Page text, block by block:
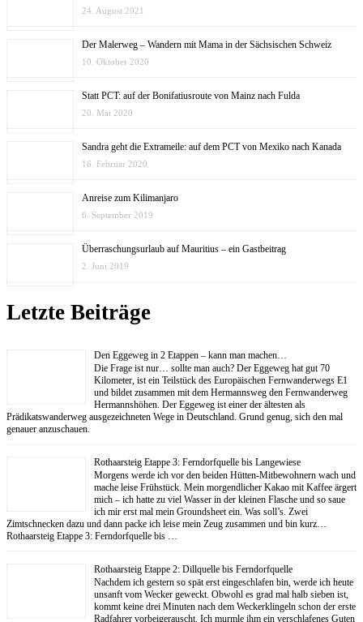
24. August 2021
Der Malerweg – Wandern mit Mama in der Sächsischen Schweiz
10. Oktober 2020
Statt PCT: auf der Bonifatiusroute von Mainz nach Fulda
20. Mai 2020
Sandra geht die Extrameile: auf dem PCT von Mexiko nach Kanada
16. Februar 2020
Anreise zum Kilimanjaro
6. September 2019
Überraschungsurlaub auf Mauritius – ein Gastbeitrag
2. Juni 2019
Letzte Beiträge
Den Eggeweg in 2 Etappen – kann man machen…
Die Frage ist nur… sollte man auch? Der Eggeweg hat gut 70
Kilometer, ist ein Teilstück des Europäischen Fernwanderwegs E1
und bildet zusammen mit dem Hermannsweg den Fernwanderweg
Hermannshöhen. Der Eggeweg ist einer der ältesten als
Prädikatswanderweg ausgezeichneten Wege in Deutschland. Grund genug, sich den mal
genauer anzuschauen.
Rothaarsteig Etappe 3: Ferndorfquelle bis Langewiese
Morgens werde ich vor den beiden Hütten-Mitbewohnern wach und
mache leise Frühstück. Mein morgendlicher Kakao mit Kaffee ärgert
mich – ich hatte zu viel Wasser in der kleinen Flasche und so saue
ich mir erst mal mein Groundsheet ein. Was soll’s. Zwei
Zimtschnecken dazu und dann packe ich leise mein Zeug zusammen und bin kurz…
Rothaarsteig Etappe 3: Ferndorfquelle bis …
Rothaarsteig Etappe 2: Dillquelle bis Ferndorfquelle
Nachdem ich gestern so spät erst eingeschlafen bin, werde ich heute
unsanft vom Wecker geweckt. Obwohl es grad mal halb sieben ist,
kommt keine drei Minuten nach dem Weckerklingeln schon der erste
Radfahrer vorbeigerauscht. Ich murmle ihm ein verschlafenes Guten